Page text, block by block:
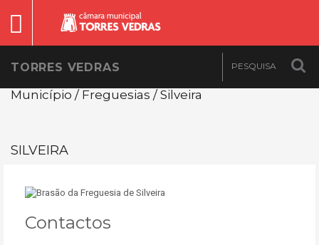
TORRES VEDRAS
Município / Freguesias / Silveira
SILVEIRA
Contactos